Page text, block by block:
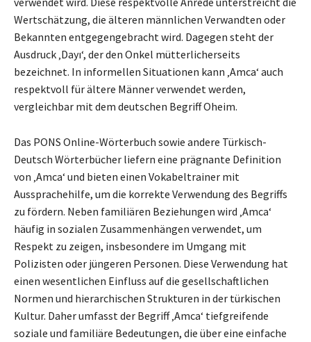
Wertschätzung, die älteren männlichen Verwandten oder
Bekannten entgegengebracht wird. Dagegen steht der
Ausdruck ‚Dayı‘, der den Onkel mütterlicherseits
bezeichnet. In informellen Situationen kann ‚Amca‘ auch
respektvoll für ältere Männer verwendet werden,
vergleichbar mit dem deutschen Begriff Oheim.
Das PONS Online-Wörterbuch sowie andere Türkisch-
Deutsch Wörterbücher liefern eine prägnante Definition
von ‚Amca‘ und bieten einen Vokabeltrainer mit
Aussprachehilfe, um die korrekte Verwendung des Begriffs
zu fördern. Neben familiären Beziehungen wird ‚Amca‘
häufig in sozialen Zusammenhängen verwendet, um
Respekt zu zeigen, insbesondere im Umgang mit
Polizisten oder jüngeren Personen. Diese Verwendung hat
einen wesentlichen Einfluss auf die gesellschaftlichen
Normen und hierarchischen Strukturen in der türkischen
Kultur. Daher umfasst der Begriff ‚Amca‘ tiefgreifende
soziale und familiäre Bedeutungen, die über eine einfache